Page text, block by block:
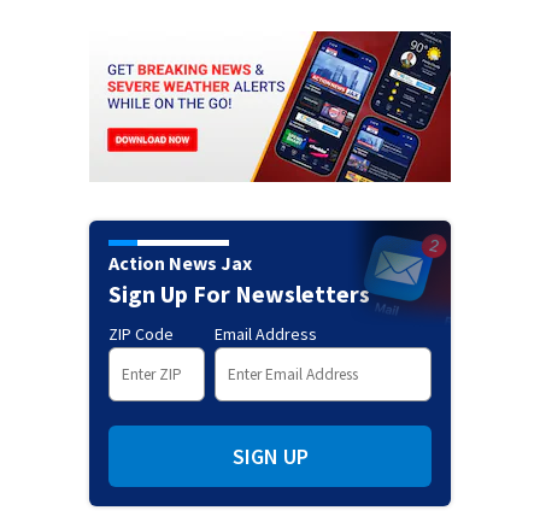
Action News Jax
Sign Up For Newsletters
ZIP Code Email Address
SIGN UP